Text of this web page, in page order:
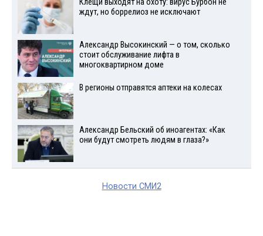
Клещи выходят на охоту: вирус Бурбон не
ждут, но боррелиоз не исключают
Александр Высокинский — о том, сколько
стоит обслуживание лифта в
многоквартирном доме
В регионы отправятся аптеки на колесах
Александр Бельский об иноагентах: «Как
они будут смотреть людям в глаза?»
Новости СМИ2